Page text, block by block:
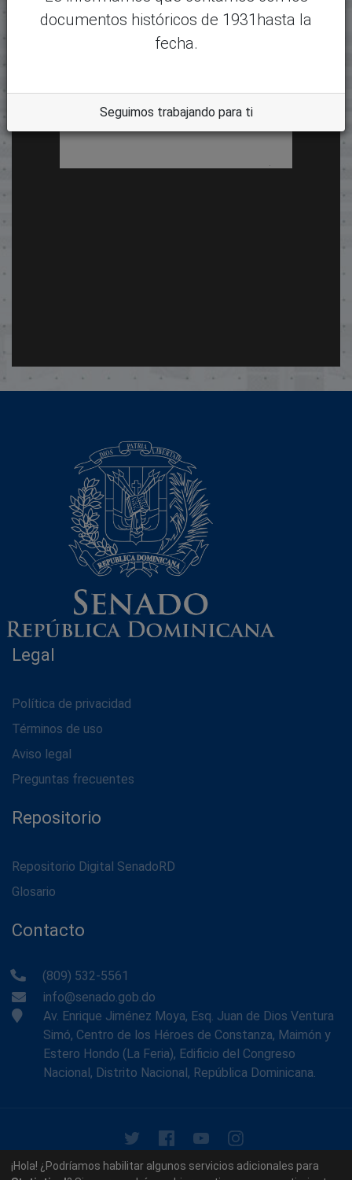
Legal
Política de privacidad
Términos de uso
Aviso legal
Preguntas frecuentes
Repositorio
Repositorio Digital SenadoRD
Glosario
Contacto
(809) 532-5561
info@senado.gob.do
Av. Enrique Jiménez Moya, Esq. Juan de Dios Ventura
Simó, Centro de los Héroes de Constanza, Maimón y
Estero Hondo (La Feria), Edificio del Congreso
Nacional, Distrito Nacional, República Dominicana.
© 2026 - Memoria Histórica del Senado de la República
documentos históricos de 1931hasta la
fecha.
Seguimos trabajando para ti
¡Hola! ¿Podríamos habilitar algunos servicios adicionales para